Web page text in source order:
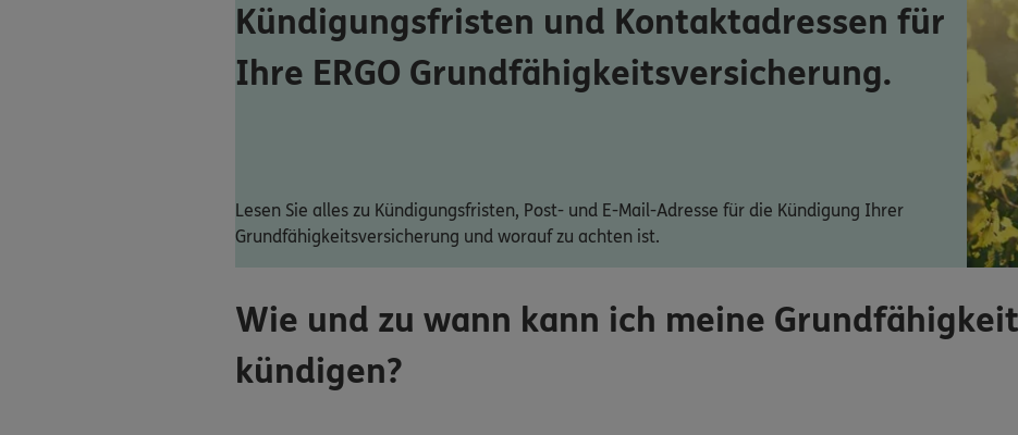
Kündigungsfristen und Kontaktadressen für
Ihre ERGO Grundfähigkeitsversicherung.
Lesen Sie alles zu Kündigungsfristen, Post- und E-Mail-Adresse für die Kündigung Ihrer
Grundfähigkeitsversicherung und worauf zu achten ist.
Wie und zu wann kann ich meine
kündigen?